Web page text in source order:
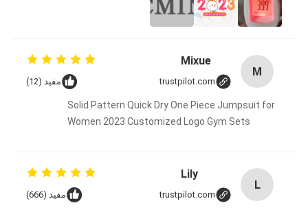
M
Mixue
trustpilot.com مفيد (12)
Solid Pattern Quick Dry One Piece Jumpsuit for
Women 2023 Customized Logo Gym Sets
L
Lily
trustpilot.com مفيد (666)